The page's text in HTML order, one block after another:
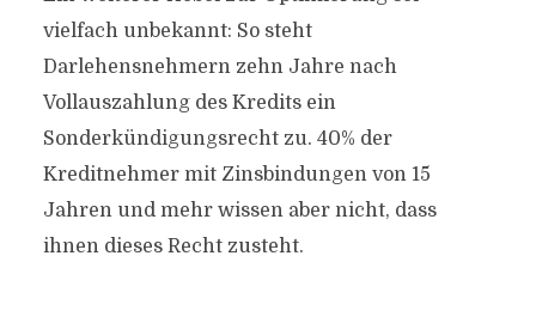
vielfach unbekannt: So steht
Darlehensnehmern zehn Jahre nach
Vollauszahlung des Kredits ein
Sonderkündigungsrecht zu. 40% der
Kreditnehmer mit Zinsbindungen von 15
Jahren und mehr wissen aber nicht, dass
ihnen dieses Recht zusteht.